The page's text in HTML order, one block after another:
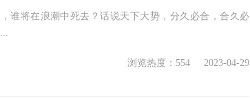
谁将在浪潮中死去？话说天下大势，分久必合，合久必
2023-04-29
浏览热度：554